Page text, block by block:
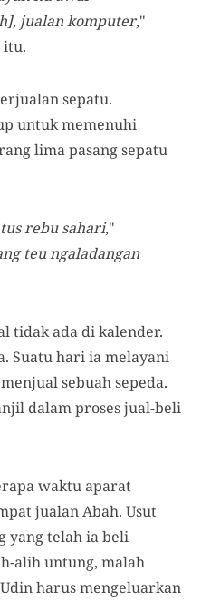
jualan komputer,"
itu.
sepatu.
untuk memenuhi
lima pasang sepatu
rebu sahari,"
teu ngaladangan
tidak ada di kalender.
Suatu hari ia melayani
sebuah sepeda.
dalam proses jual-beli
waktu aparat
jualan Abah. Usut
yang telah ia beli
alih untung, malah
harus mengeluarkan